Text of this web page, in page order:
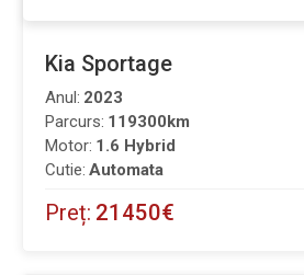
Kia Sportage
Parcurs: 119300km
Anul: 2023
Motor: 1.6 Hybrid
Cutie: Automata
Preț: 21450€